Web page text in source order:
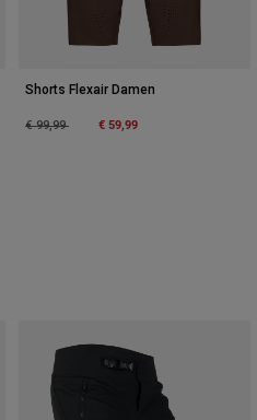
Shorts Flexair Damen
Price reduced from
€ 99,99to € 59,99